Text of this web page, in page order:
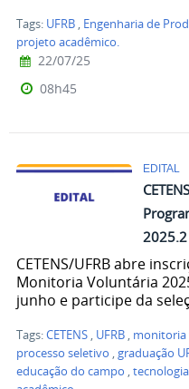
Tags: UFRB , Engenharia de
projeto acadêmico.
22/07/25
08h45
EDITAL
2025.2
CETENS/UFRB abre
Monitoria Voluntária
junho e participe da
Tags:CETENS , UFRB ,
processo seletivo , graduação
educação do campo ,